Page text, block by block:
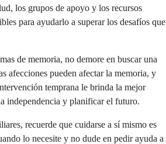
los grupos de apoyo y los recursos
para ayudarlo a superar los desafíos que
de memoria, no demore en buscar una
afecciones pueden afectar la memoria, y
temprana le brinda la mejor
independencia y planificar el futuro.
recuerde que cuidarse a sí mismo es
lo necesite y no dude en pedir ayuda a